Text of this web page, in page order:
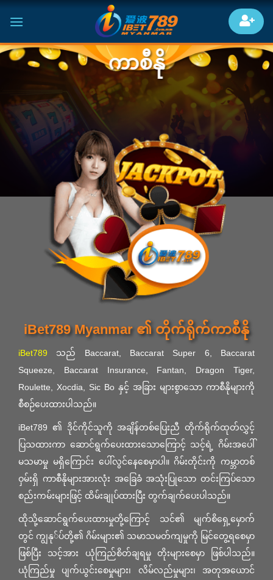
ကာစီနို
iBet789 Myanmar ၏ တိုက်ရိုက်ကာစီနို
iBet789 သည် Baccarat, Baccarat Super 6, Baccarat
Squeeze, Baccarat Insurance, Fantan, Dragon Tiger,
Roulette, Xocdia, Sic Bo နှင့် အခြား များစွာသော ကာစီနိုများကို
စီစဉ်ပေးထားပါသည်။
iBet789 ၏ ဒိုင်ကိုင်သူကို အချိန်တစ်ပြေးညီ တိုက်ရိုက်ထုတ်လွှင့်
ပြသထားကာ ဆောင်ရွက်ပေးထားသောကြောင့် သင့်ရဲ့ ဂိမ်းအပေါ်
မသမာမှု မရှိကြောင်း ပေါ်လွင်နေစေမှာပါ။ ဂိမ်းတိုင်းကို ကမ္ဘာတစ်
ဝှမ်းရှိ ကာစီနိုများအားလုံး အခြေခံ အသုံးပြုသော တင်းကြပ်သော
စည်းကမ်းများဖြင့် ထိမ်းချုပ်ထားပြီး တွက်ချက်ပေးပါသည်။
ထိုသို့ဆောင်ရွက်ပေးထားမှုတို့ကြောင့် သင်၏ မျက်စိရှေ့မှောက်
တွင် ကျွနု်ပ်တို့၏ ဂိမ်းများ၏ သမာသမတ်ကျမှုကို မြင်တွေ့ရစေမှာ
ဖြစ်ပြီး သင့်အား ယုံကြည်စိတ်ချရမှု တိုးများစေမှာ ဖြစ်ပါသည်။
ယုံကြည်မှု ပျက်ယွင်းစေမှုများ၊ လိမ်လည်မှုများ၊ အတုအယောင်